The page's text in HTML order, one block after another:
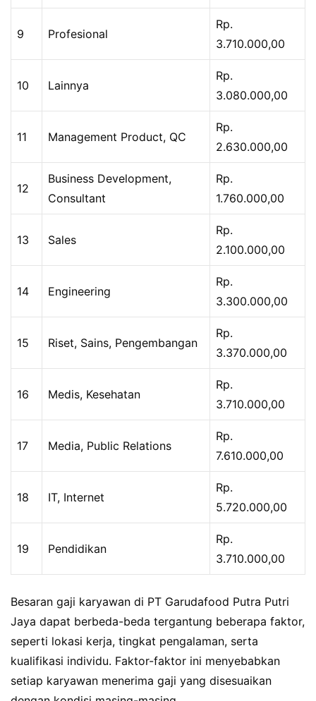
9 Profesional
Rp.
3.710.000,00
10 Lainnya
Rp.
3.080.000,00
11 Management Product, QC
Rp.
2.630.000,00
12
Business Development,
Consultant
Rp.
1.760.000,00
13 Sales
Rp.
2.100.000,00
14 Engineering
Rp.
3.300.000,00
15 Riset, Sains, Pengembangan
Rp.
3.370.000,00
16 Medis, Kesehatan
Rp.
3.710.000,00
17 Media, Public Relations
Rp.
7.610.000,00
18 IT, Internet
Rp.
5.720.000,00
19 Pendidikan
Rp.
3.710.000,00
Besaran gaji karyawan di PT Garudafood Putra Putri
Jaya dapat berbeda-beda tergantung beberapa faktor,
seperti lokasi kerja, tingkat pengalaman, serta
kualifikasi individu. Faktor-faktor ini menyebabkan
setiap karyawan menerima gaji yang disesuaikan